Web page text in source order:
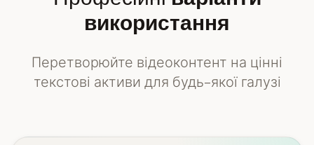
використання
Перетворюйте відеоконтент на цінні
текстові активи для будь-якої галузі